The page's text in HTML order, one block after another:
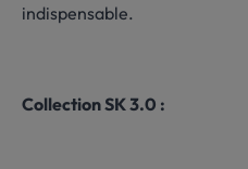
indispensable.
Collection SK 3.0 :